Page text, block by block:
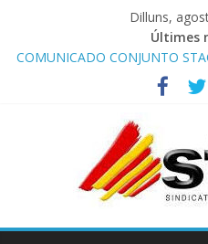
Dilluns,
Últimes
COMUNICADO CONJUNTO
Comunicado STAC/ ATC de la
‘Esquadra del aeropuerto de
Programa de Radio TAXI LIBRE
STAC/ATC SOLICITAN TAULA
OPERATIVA DE ENTRADA EN
Programa de Radio TAXI LIBRE